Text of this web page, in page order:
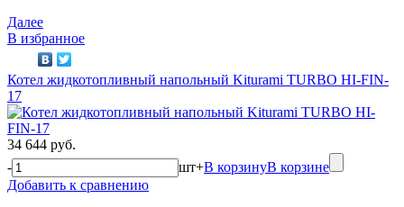
Далее
В избранное
Котел жидкотопливный напольный Kiturami TURBO HI-FIN-
17
34 644 руб.
-
шт+В корзинуВ корзине
Добавить к сравнению